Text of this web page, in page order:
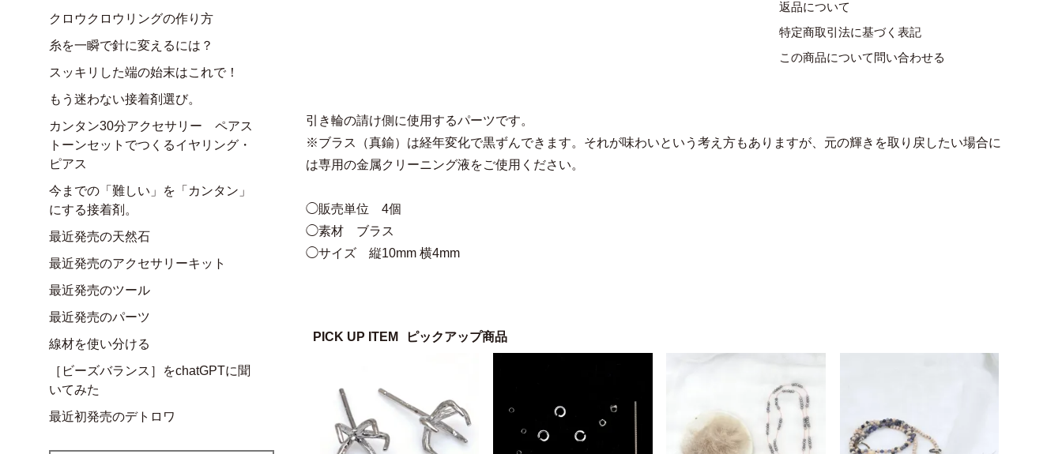
返品について
特定商取引法に基づく表記
この商品について問い合わせる
引き輪の請け側に使用するパーツです。
※ブラス（真鍮）は経年変化で黒ずんできます。それが味わいという考え方もありますが、元の輝きを取り戻したい場合に
は専用の金属クリーニング液をご使用ください。
◯販売単位 4個
◯素材 ブラス
◯サイズ 縦10mm 横4mm
PICK UP ITEM ピックアップ商品
クロウクロウリングの作り方
糸を一瞬で針に変えるには？
スッキリした端の始末はこれで！
もう迷わない接着剤選び。
カンタン30分アクセサリー ペアス
トーンセットでつくるイヤリング・
ピアス
今までの「難しい」を「カンタン」
にする接着剤。
最近発売の天然石
最近発売のアクセサリーキット
最近発売のツール
最近発売のパーツ
線材を使い分ける
［ビーズバランス］をchatGPTに聞
いてみた
最近初発売のデトロワ